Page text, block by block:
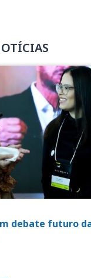
debate futuro